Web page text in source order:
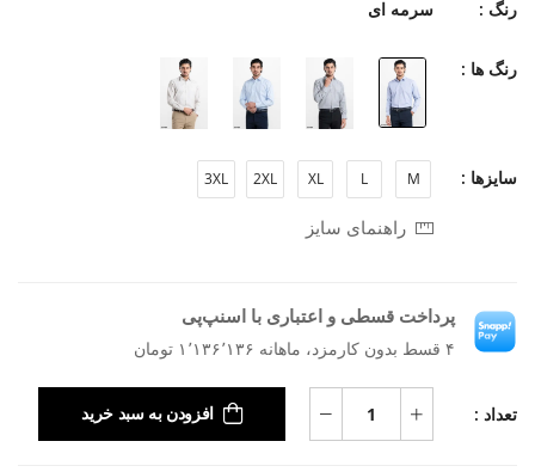
رنگ : سرمه ای
رنگ ها :
سایزها : M
L
XL
2XL
3XL
راهنمای سایز
پرداخت قسطی و اعتباری با اسنپ‌پی
۴ قسط بدون کارمزد، ماهانه ۱٬۱۳۶٬۱۳۶ تومان
تعداد : افزودن به سبد خرید